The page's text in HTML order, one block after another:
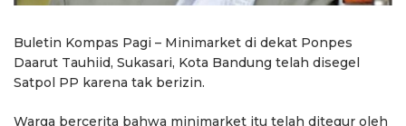
Buletin Kompas Pagi – Minimarket di dekat Ponpes
Daarut Tauhiid, Sukasari, Kota Bandung telah disegel
Satpol PP karena tak berizin.
Warga bercerita bahwa minimarket itu telah ditegur oleh